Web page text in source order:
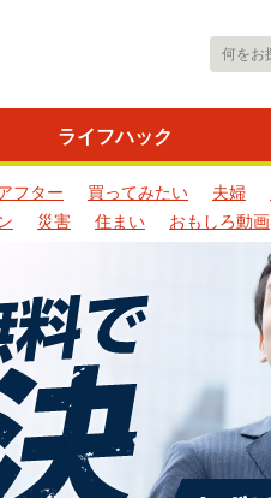
ライフハック
フター 買ってみたい 夫婦
災害 住まい おもしろ動画